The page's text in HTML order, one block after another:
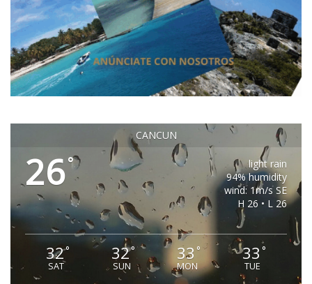
CANCUN
26°
light rain
94% humidity
wind: 1m/s SE
H 26 • L 26
32°
SAT
32°
SUN
33 °
MON
33 °
TUE